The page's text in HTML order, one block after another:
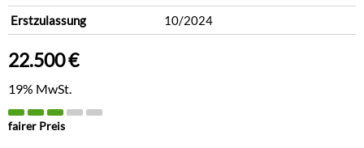
Erstzulassung
10/2024
22.500 €
19% MwSt.
fairer Preis